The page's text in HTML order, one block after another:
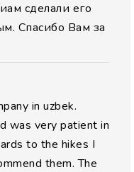
сделали его
Спасибо Вам за
in uzbek.
was very patient in
to the hikes I
them. The